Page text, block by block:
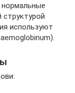
структурой
используют